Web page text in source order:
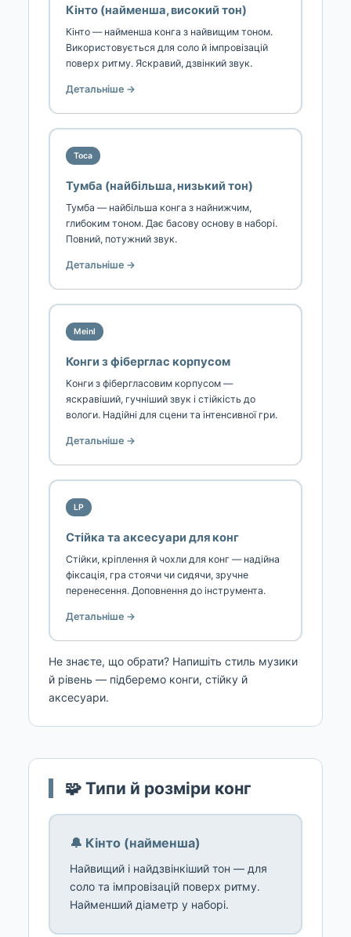
Кінто (найменша, високий тон)
Кінто — найменша конга з найвищим тоном.
Використовується для соло й імпровізацій
поверх ритму. Яскравий, дзвінкий звук.
Детальніше →
Toca
Тумба (найбільша, низький тон)
Тумба — найбільша конга з найнижчим,
глибоким тоном. Дає басову основу в наборі.
Повний, потужний звук.
Детальніше →
Meinl
Конги з фіберглас корпусом
Конги з фібергласовим корпусом —
яскравіший, гучніший звук і стійкість до
вологи. Надійні для сцени та інтенсивної гри.
Детальніше →
LP
Стійка та аксесуари для конг
Стійки, кріплення й чохли для конг — надійна
фіксація, гра стоячи чи сидячи, зручне
перенесення. Доповнення до інструмента.
Детальніше →
Не знаєте, що обрати? Напишіть стиль музики
й рівень — підберемо конги, стійку й
аксесуари.
🧩 Типи й розміри конг
🔔 Кінто (найменша)
Найвищий і найдзвінкіший тон — для
соло та імпровізацій поверх ритму.
Найменший діаметр у наборі.